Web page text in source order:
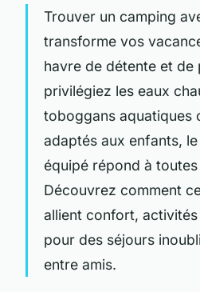
Trouver un camping
transforme vos
havre de détente et de
privilégiez les eaux
toboggans aquatiques
adaptés aux enfants,
équipé répond à
Découvrez comment
allient confort,
pour des séjours
entre amis.